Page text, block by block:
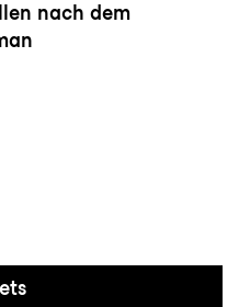
nach dem